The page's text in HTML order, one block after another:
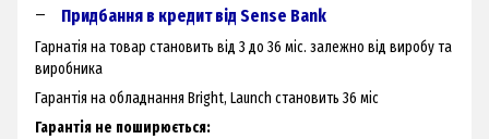
Придбання в кредит від Sense Bank
Гарнатія на товар становить від 3 до 36 міс. залежно від виробу та
виробника
Гарантія на обладнання Bright, Launch становить 36 міс
Гарантія не поширюється: